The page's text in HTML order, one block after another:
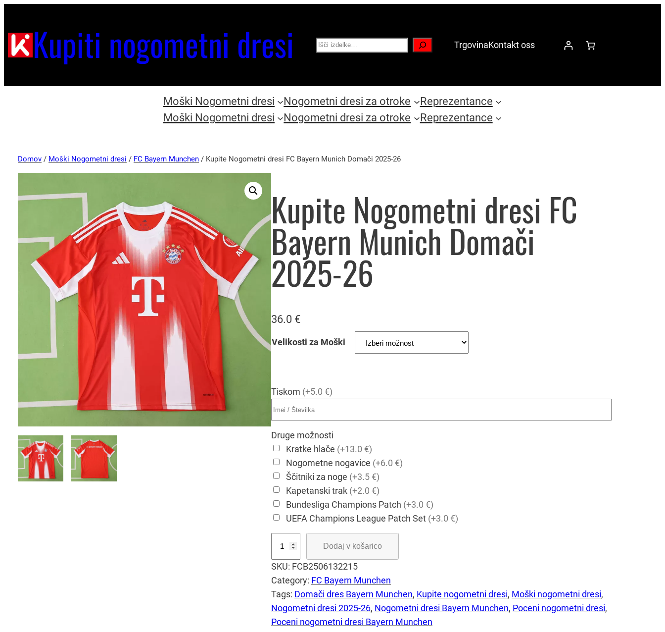
Kupiti nogometni dresi Search TrgovinaKontakt oss
Moški Nogometni dresi Nogometni dresi za otroke
Reprezentance
Moški Nogometni dresi
Nogometni dresi za otroke Reprezentance
Domov / Moški Nogometni dresi / FC Bayern Munchen / Kupite Nogometni dresi FC Bayern Munich Domači 2025-26
Kupite Nogometni dresi FC
Bayern Munich Domači
2025-26
36.0 €
Velikosti za Moški
Tiskom (+5.0 €)
Druge možnosti
Kratke hlače (+13.0 €)
Nogometne nogavice (+6.0 €)
Ščitniki za noge (+3.5 €)
Kapetanski trak (+2.0 €)
Bundesliga Champions Patch (+3.0 €)
UEFA Champions League Patch Set (+3.0 €)
p
i
t
e
N
Dodaj v košarico
SKU: FCB2506132215
Category: FC Bayern Munchen
Tags: Domači dres Bayern Munchen, Kupite nogometni dresi, Moški nogometni dresi
Nogometni dresi 2025-26, Nogometni dresi Bayern Munchen, Poceni nogometni dresi
Poceni nogometni dresi Bayern Munchen